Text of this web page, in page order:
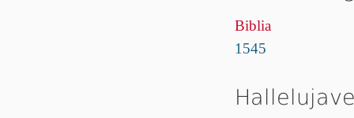
Biblia
1545